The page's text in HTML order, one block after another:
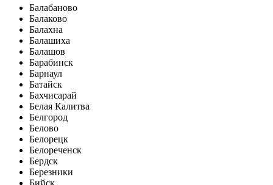
Балабаново
Балаково
Балахна
Балашиха
Балашов
Барабинск
Барнаул
Батайск
Бахчисарай
Белая Калитва
Белгород
Белово
Белорецк
Белореченск
Бердск
Березники
Бийск